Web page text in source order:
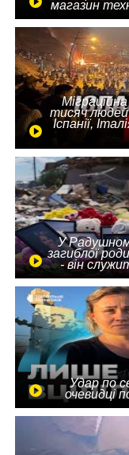
магазин
тисяч людей
Іспанії,
У
загиблої
- він
Удар по
очевидці